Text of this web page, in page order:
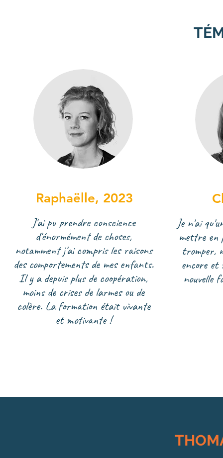
Raphaëlle, 2023
J'ai pu prendre conscience
d'énormément de choses,
notamment j'ai compris les raisons
des comportements de mes enfants.
Il y a depuis plus de coopération,
moins de crises de larmes ou de
colère. La formation était vivante
et motivante !
Je n'ai
mettre en
tromper,
encore et
nouvelle